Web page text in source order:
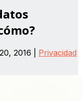
2016
Privacidad